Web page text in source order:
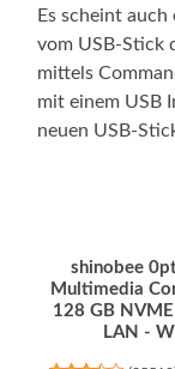
Es scheint
vom USB-Stick
mittels
mit einem USB
neuen USB-
shinobee
Multimedia
128 GB
LAN -